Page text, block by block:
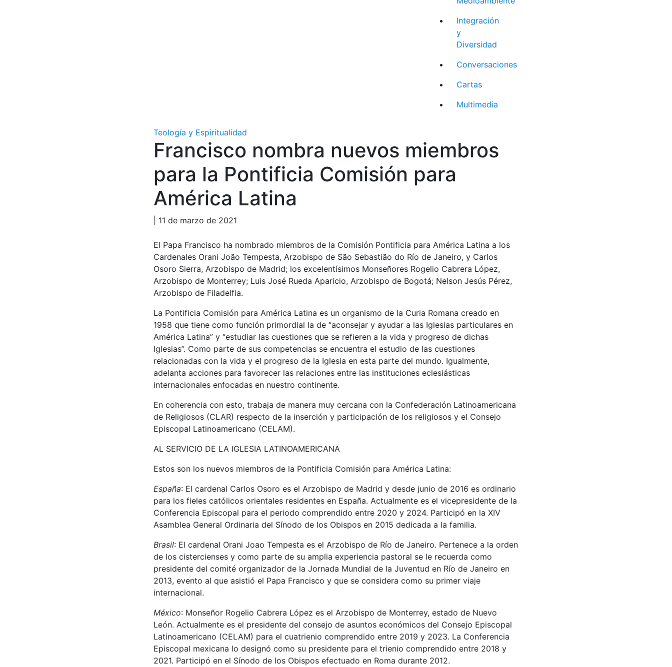
Integración
y
Diversidad
Conversaciones
Cartas
Multimedia
Teología y Espiritualidad
Francisco nombra nuevos miembros
para la Pontificia Comisión para
América Latina
| 11 de marzo de 2021
El Papa Francisco ha nombrado miembros de la Comisión Pontificia para América Latina a los
Cardenales Orani João Tempesta, Arzobispo de São Sebastião do Río de Janeiro, y Carlos
Osoro Sierra, Arzobispo de Madrid; los excelentísimos Monseñores Rogelio Cabrera López,
Arzobispo de Monterrey; Luis José Rueda Aparicio, Arzobispo de Bogotá; Nelson Jesús Pérez,
Arzobispo de Filadelfia.
La Pontificia Comisión para América Latina es un organismo de la Curia Romana creado en
1958 que tiene como función primordial la de “aconsejar y ayudar a las Iglesias particulares en
América Latina” y “estudiar las cuestiones que se refieren a la vida y progreso de dichas
Iglesias”. Como parte de sus competencias se encuentra el estudio de las cuestiones
relacionadas con la vida y el progreso de la Iglesia en esta parte del mundo. Igualmente,
adelanta acciones para favorecer las relaciones entre las instituciones eclesiásticas
internacionales enfocadas en nuestro continente.
En coherencia con esto, trabaja de manera muy cercana con la Confederación Latinoamericana
de Religiosos (CLAR) respecto de la inserción y participación de los religiosos y el Consejo
Episcopal Latinoamericano (CELAM).
AL SERVICIO DE LA IGLESIA LATINOAMERICANA
Estos son los nuevos miembros de la Pontificia Comisión para América Latina:
España: El cardenal Carlos Osoro es el Arzobispo de Madrid y desde junio de 2016 es ordinario
para los fieles católicos orientales residentes en España. Actualmente es el vicepresidente de la
Conferencia Episcopal para el periodo comprendido entre 2020 y 2024. Participó en la XIV
Asamblea General Ordinaria del Sínodo de los Obispos en 2015 dedicada a la familia.
Brasil: El cardenal Orani Joao Tempesta es el Arzobispo de Río de Janeiro. Pertenece a la orden
de los cistercienses y como parte de su amplia experiencia pastoral se le recuerda como
presidente del comité organizador de la Jornada Mundial de la Juventud en Río de Janeiro en
2013, evento al que asistió el Papa Francisco y que se considera como su primer viaje
internacional.
México: Monseñor Rogelio Cabrera López es el Arzobispo de Monterrey, estado de Nuevo
León. Actualmente es el presidente del consejo de asuntos económicos del Consejo Episcopal
Latinoamericano (CELAM) para el cuatrienio comprendido entre 2019 y 2023. La Conferencia
Episcopal mexicana lo designó como su presidente para el trienio comprendido entre 2018 y
2021. Participó en el Sínodo de los Obispos efectuado en Roma durante 2012.